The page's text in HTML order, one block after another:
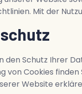
Mit der
den Schutz Ihrer
von Cookies
Website